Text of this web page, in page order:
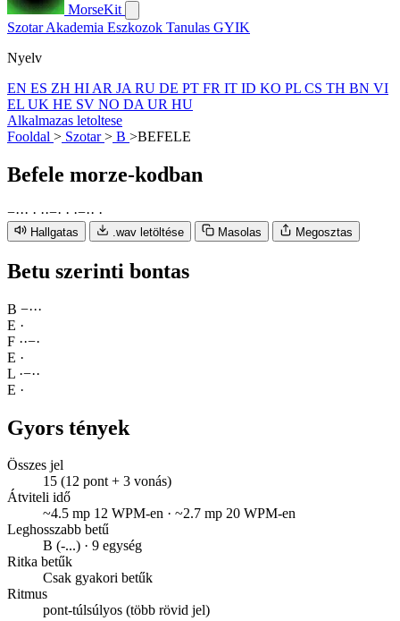
MorseKit
SzotarAkademia Eszkozok Tanulas GYIK
Nyelv
EN ES ZH HI AR JA RU DE PT FR IT ID KO PL CS TH BN VI
EL UK HE SV NO DA UR HU
Alkalmazas letoltese
Fooldal > Szotar> B >BEFELE
Befele morze-kodban
−··· · ··−· · ·−·· ·
Hallgatas .wav letöltése Masolas Megosztas
Betu szerinti bontas
B −···
E ·
F ··−·
E ·
L ·−··
E ·
Gyors tények
Összes jel
15 (12 pont + 3 vonás)
Átviteli idő
~4.5 mp 12 WPM-en · ~2.7 mp 20 WPM-en
Leghosszabb betű
B (-...) · 9 egység
Ritka betűk
Csak gyakori betűk
Ritmus
pont-túlsúlyos (több rövid jel)